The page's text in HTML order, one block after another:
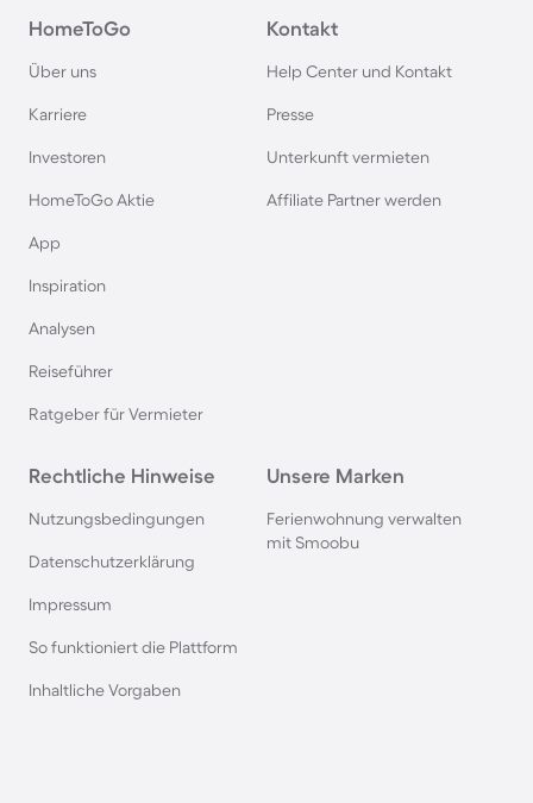
Pensionen in Oberstdorf
Pensionen in Schweden
Pensionen in Holland
Pensionen im Bayerischen Wald
Pensionen in Deutschland
Pensionen in Berchtesgaden
HomeToGo
Über uns
Karriere
Investoren
HomeToGo Aktie
App
Inspiration
Analysen
Reiseführer
Ratgeber für Vermieter
Kontakt
Help Center und Kontakt
Presse
Unterkunft vermieten
Affiliate Partner werden
Rechtliche Hinweise
Nutzungsbedingungen
Datenschutzerklärung
Impressum
So funktioniert die Plattform
Inhaltliche Vorgaben
Unsere Marken
Ferienwohnung verwalten
mit Smoobu